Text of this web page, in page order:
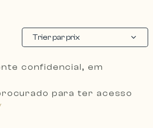
Trier par prix
confidencial, em
para ter acesso